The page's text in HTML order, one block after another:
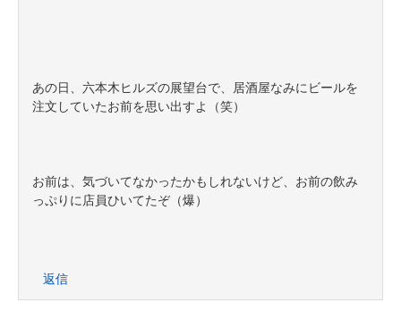
あの日、六本木ヒルズの展望台で、居酒屋なみにビールを
注文していたお前を思い出すよ（笑）
お前は、気づいてなかったかもしれないけど、お前の飲み
っぷりに店員ひいてたぞ（爆）
返信